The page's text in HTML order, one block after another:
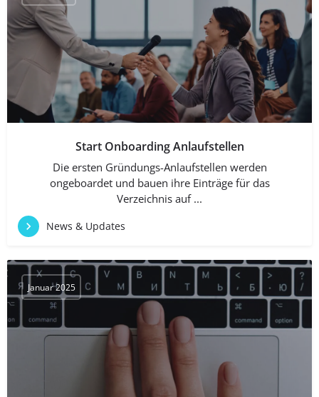
Start Onboarding Anlaufstellen
Die ersten Gründungs-Anlaufstellen werden
ongeboardet und bauen ihre Einträge für das
Verzeichnis auf ...
News & Updates
Januar 2025